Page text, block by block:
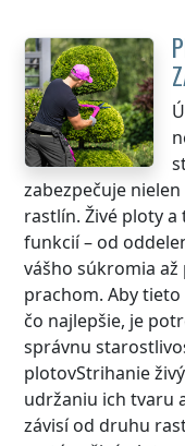
zabezpečuje
rastlín. Živé ploty
funkcií – od
vášho súkromia
prachom. Aby
čo najlepšie, je
správnu
plotovStrihanie
udržaniu ich tvaru
závisí od druhu